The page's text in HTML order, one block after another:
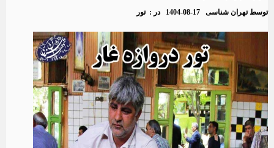
توسطتهران شناسی 1404-08-17 در :تور